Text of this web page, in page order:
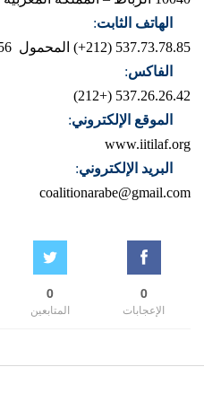
الهاتف الثابت:
537.73.78.85 (212+)
المحمول 666.47.73.56 (212+)
الفاكس:
537.26.26.42 (+212)
الموقع الإلكتروني:
www.iitilaf.org
البريد الإلكتروني:
coalitionarabe@gmail.com
0
الإعجابات
0
المتابعين